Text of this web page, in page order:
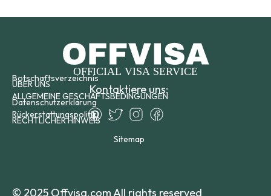
ÜBER UNS
Datenschutzerklärung
RECHTLICHER HINWEIS
Botschaftsverzeichnis
ALLGEMEINE GESCHÄFTSBEDINGUNGEN
Rückerstattungspolitik
Kontaktiere uns:
Sitemap
© 2025 Offvisa.com All rights reserved